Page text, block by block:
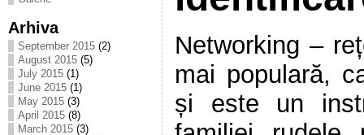
Arhiva
September 2015 (2)
August 2015 (5)
July 2015 (1)
June 2015 (1)
May 2015 (3)
April 2015 (8)
March 2015 (3)
Networking –
mai populară,
și este un